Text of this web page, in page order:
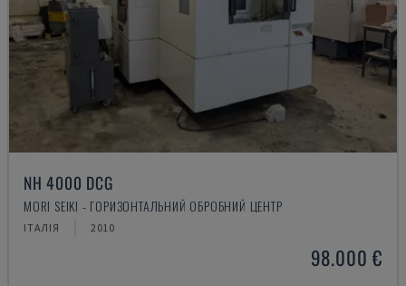
NH 4000 DCG
MORI SEIKI - ГОРИЗОНТАЛЬНИЙ ОБРОБНИЙ ЦЕНТР
ІТАЛІЯ 2010
98.000 €